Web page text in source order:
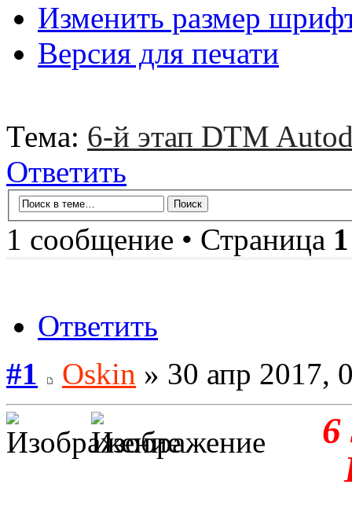
Изменить размер
Версия для печати
Тема: 6-й этап DTM
Ответить
1 сообщение • Страница 1
Ответить
#1
Oskin » 30 апр 2017,